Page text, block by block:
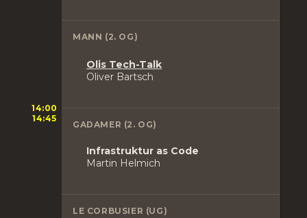
14:00
14:45
MANN (2. OG)
Olis Tech-Talk
Oliver Bartsch
GADAMER (2. OG)
Infrastruktur as Code
Martin Helmich
LE CORBUSIER (UG)